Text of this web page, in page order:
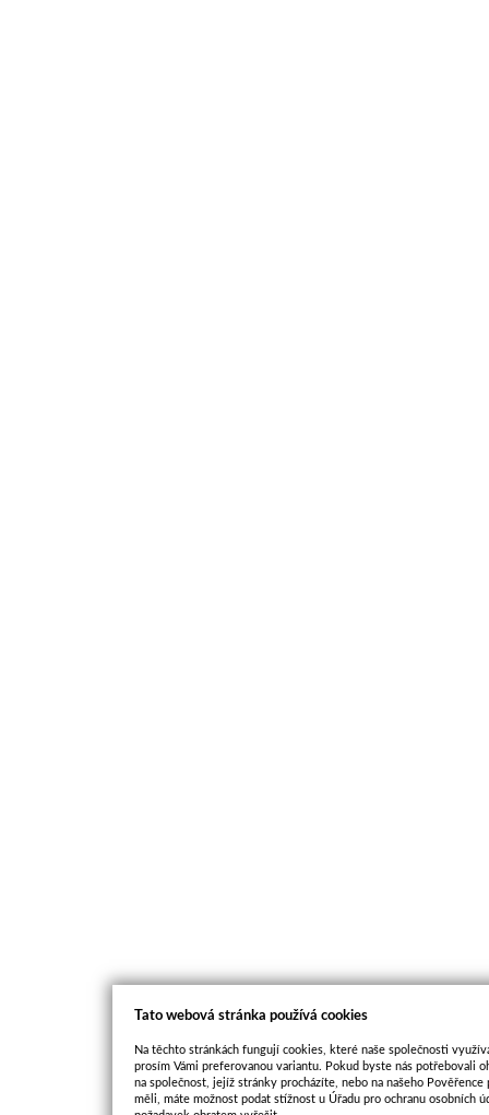
Tato webová stránka používá cookies
Na těchto stránkách fungují cookies, které naše společnosti
prosím Vámi preferovanou variantu. Pokud byste nás potřebovali
na společnost, jejíž stránky procházíte, nebo na našeho
měli, máte možnost podat stížnost u Úřadu pro ochranu osobních